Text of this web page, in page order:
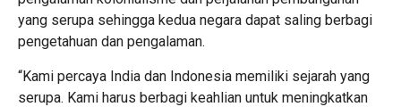
yang serupa sehingga kedua negara dapat saling berbagi
pengetahuan dan pengalaman.
“Kami percaya India dan Indonesia memiliki sejarah yang
serupa. Kami harus berbagi keahlian untuk meningkatkan